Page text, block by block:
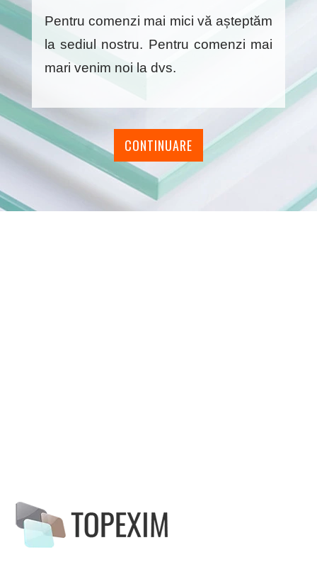
Pentru comenzi mai mici vă așteptăm
la sediul nostru. Pentru comenzi mai
mari venim noi la dvs.
CONTINUARE